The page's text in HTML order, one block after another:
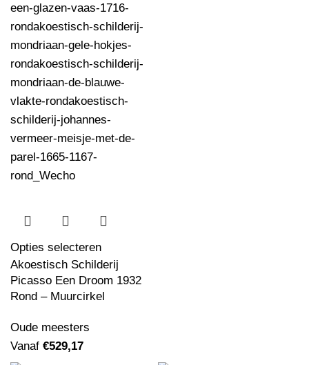
Opties selecteren
Akoestisch Schilderij
Picasso Een Droom 1932
Rond – Muurcirkel
Oude meesters
Vanaf €529,17